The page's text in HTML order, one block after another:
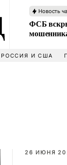
Новость
ФСБ
РОССИЯ И США
26 ИЮНЯ